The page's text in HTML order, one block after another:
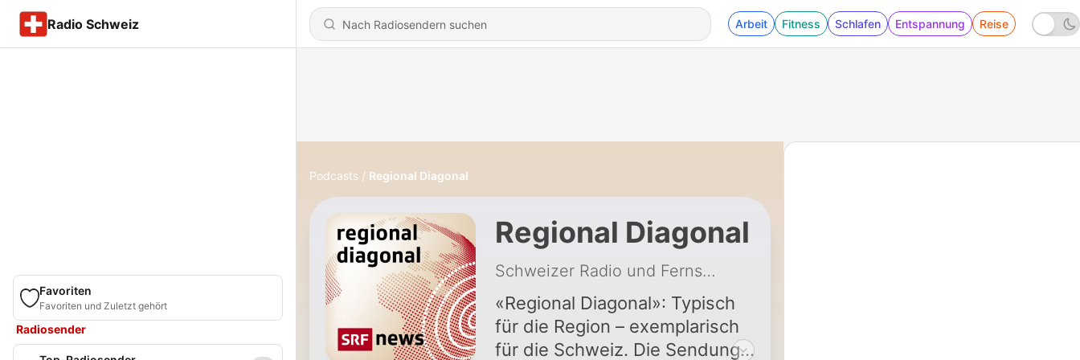
Radio Schweiz Arbeit Fitness Schlafen Entspannung Reise
Favoriten
Favoriten und Zuletzt gehört
Radiosender
Podcasts Regional Diagonal
Regional Diagonal
Schweizer Radio und Fernsehen (SRF)
«Regional Diagonal»: Typisch
für die Region – exemplarisch
für die Schweiz. Die Sendung